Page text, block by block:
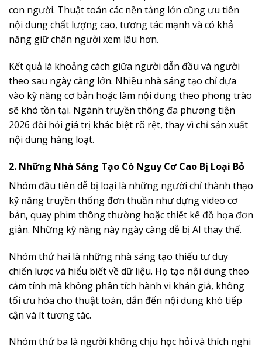
con người. Thuật toán các nền tảng lớn cũng ưu tiên
nội dung chất lượng cao, tương tác mạnh và có khả
năng giữ chân người xem lâu hơn.
Kết quả là khoảng cách giữa người dẫn đầu và người
theo sau ngày càng lớn. Nhiều nhà sáng tạo chỉ dựa
vào kỹ năng cơ bản hoặc làm nội dung theo phong trào
sẽ khó tồn tại. Ngành truyền thông đa phương tiện
2026 đòi hỏi giá trị khác biệt rõ rệt, thay vì chỉ sản xuất
nội dung hàng loạt.
2. Những Nhà Sáng Tạo Có Nguy Cơ Cao Bị Loại Bỏ
Nhóm đầu tiên dễ bị loại là những người chỉ thành thạo
kỹ năng truyền thống đơn thuần như dựng video cơ
bản, quay phim thông thường hoặc thiết kế đồ họa đơn
giản. Những kỹ năng này ngày càng dễ bị AI thay thế.
Nhóm thứ hai là những nhà sáng tạo thiếu tư duy
chiến lược và hiểu biết về dữ liệu. Họ tạo nội dung theo
cảm tính mà không phân tích hành vi khán giả, không
tối ưu hóa cho thuật toán, dẫn đến nội dung khó tiếp
cận và ít tương tác.
Nhóm thứ ba là người không chịu học hỏi và thích nghi